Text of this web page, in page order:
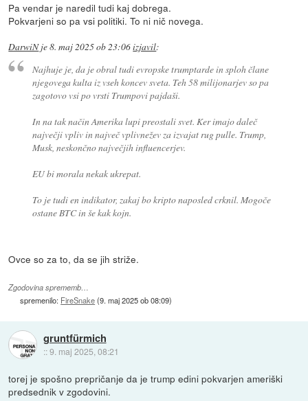
Pa vendar je naredil tudi kaj dobrega.
Pokvarjeni so pa vsi politiki. To ni nič novega.
DarwiNje8. maj 2025 ob 23:06izjavil:
Najhuje je, da je obral tudi evropske trumptarde in sploh člane
njegovega kulta iz vseh koncev sveta. Teh 58 milijonarjev so pa
zagotovo vsi po vrsti Trumpovi pajdaši.
In na tak način Amerika lupi preostali svet. Ker imajo daleč
največji vpliv in največ vplivnežev za izvajat rug pulle. Trump,
Musk, neskončno največjih influencerjev.
EU bi morala nekak ukrepat.
To je tudi en indikator, zakaj bo kripto naposled crknil. Mogoče
ostane BTC in še kak kojn.
Ovce so za to, da se jih striže.
Zgodovina sprememb…
spremenilo: FireSnake(9. maj 2025 ob 08:09)
gruntfürmich
::9. maj 2025, 08:21
torej je spošno prepričanje da je trump edini pokvarjen ameriški
predsednik v zgodovini.